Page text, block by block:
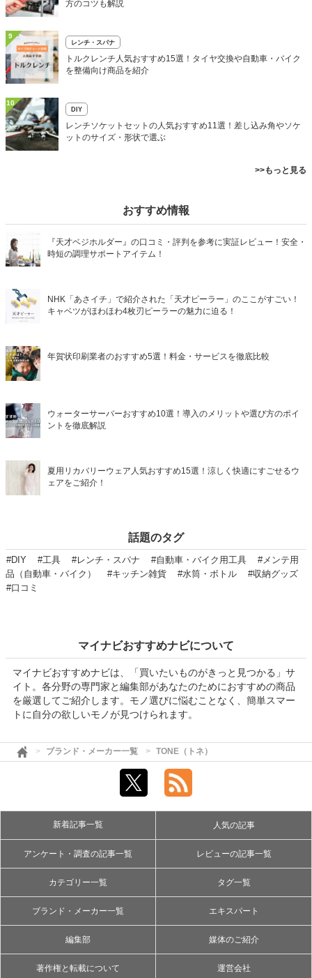
方のコツも解説
9
レンチ・スパナ
トルクレンチ人気おすすめ15選！タイヤ交換や自動車・バイク
を整備向け商品を紹介
10
DIY
レンチソケットセットの人気おすすめ11選！差し込み角やソケ
ットのサイズ・形状で選ぶ
>>もっと見る
おすすめ情報
『天才ベジホルダー』の口コミ・評判を参考に実証レビュー！安全・
時短の調理サポートアイテム！
NHK「あさイチ」で紹介された「天才ピーラー」のここがすごい！
キャベツがほわほわ4枚刃ピーラーの魅力に迫る！
年賀状印刷業者のおすすめ5選！料金・サービスを徹底比較
ウォーターサーバーおすすめ10選！導入のメリットや選び方のポイ
ントを徹底解説
夏用リカバリーウェア人気おすすめ15選！涼しく快適にすごせるウ
ェアをご紹介！
話題のタグ
#DIY #工具 #レンチ・スパナ #自動車・バイク用工具
#メンテ用
品（自動車・バイク）
#キッチン雑貨 #水筒・ボトル
#収納グッズ
#口コミ
マイナビおすすめナビについて
マイナビおすすめナビは、「買いたいものがきっと見つかる」サ
イト。各分野の専門家と編集部があなたのためにおすすめの商品
を厳選してご紹介します。モノ選びに悩むことなく、簡単スマー
トに自分の欲しいモノが見つけられます。
ブランド・メーカー一覧 TONE（トネ）
新着記事一覧 人気の記事
アンケート・調査の記事一覧 レビューの記事一覧
カテゴリー一覧 タグ一覧
ブランド・メーカー一覧 エキスパート
編集部 媒体のご紹介
著作権と転載について 運営会社